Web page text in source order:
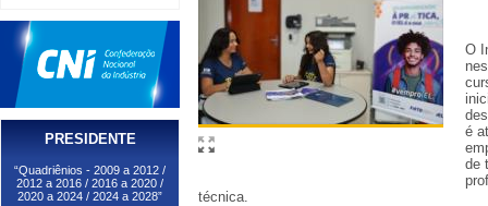
PRESIDENTE
“Quadriênios - 2009 a 2012 /
2012 a 2016 / 2016 a 2020 /
2020 a 2024 / 2024 a 2028”
O
é
de
técnica.